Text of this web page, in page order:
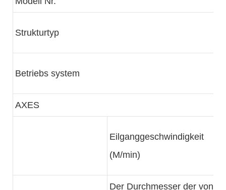
Strukturtyp
Betriebs system
AXES
Eilganggeschwindigkeit
(M/min)
Der Durchmesser der von